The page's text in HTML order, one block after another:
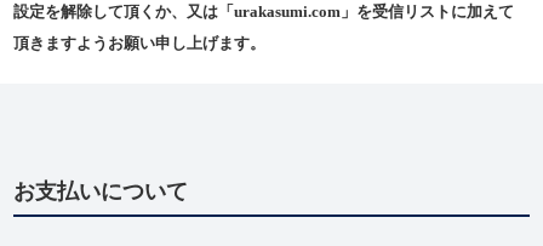
設定を解除して頂くか、又は「urakasumi.com」を受信リストに加えて
頂きますようお願い申し上げます。
お支払いについて